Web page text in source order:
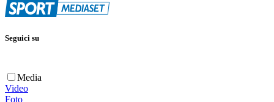
Seguici su
Media
Video
Foto